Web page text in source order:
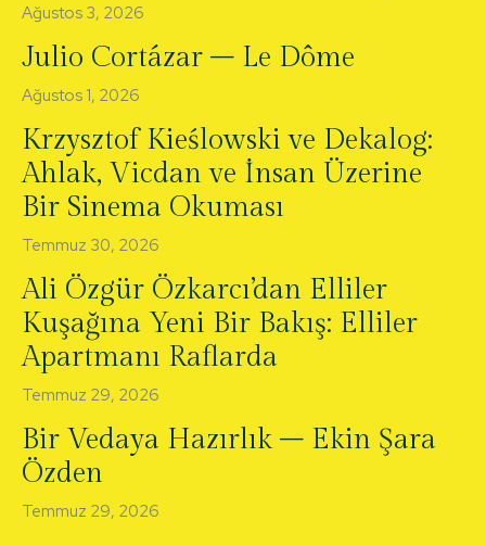
Ağustos 3, 2026
Julio Cortázar – Le Dôme
Ağustos 1, 2026
Krzysztof Kieślowski ve Dekalog:
Ahlak, Vicdan ve İnsan Üzerine
Bir Sinema Okuması
Temmuz 30, 2026
Ali Özgür Özkarcı’dan Elliler
Kuşağına Yeni Bir Bakış: Elliler
Apartmanı Raflarda
Temmuz 29, 2026
Bir Vedaya Hazırlık – Ekin Şara
Özden
Temmuz 29, 2026